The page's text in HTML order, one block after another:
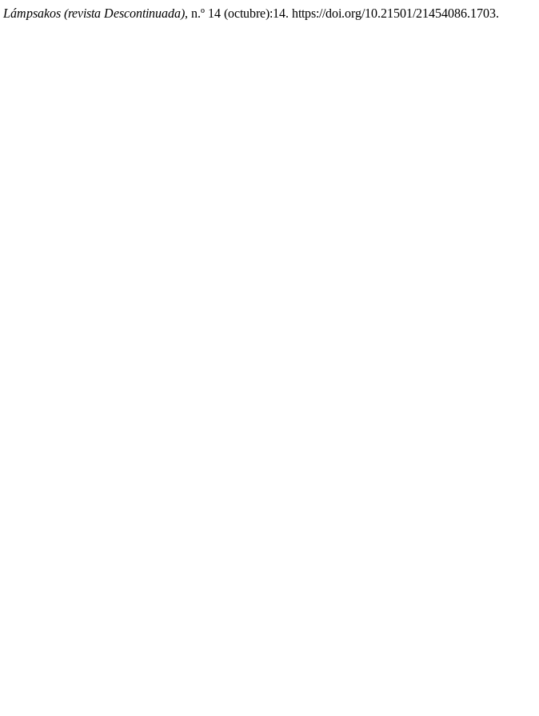
Lámpsakos (revista Descontinuada), n.º 14 (octubre):14. https://doi.org/10.21501/21454086.1703.